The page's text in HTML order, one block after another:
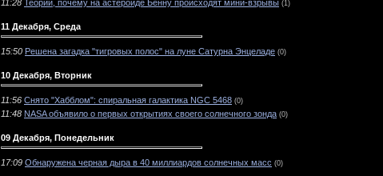
11:28 Теории, почему на астероиде Бенну происходят мини-взрывы (1)
11 Декабря, Среда
15:50 Решена загадка "тигровых полос" на луне Сатурна Энцеладе (0)
10 Декабря, Вторник
11:56 Снято "Хабблом": спиральная галактика NGC 5468 (0)
11:48 NASA объявило о первых открытиях своего солнечного зонда (0)
09 Декабря, Понедельник
17:09 Обнаружена черная дыра в 40 миллиардов солнечных масс (0)